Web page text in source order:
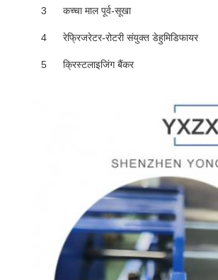
3 कच्चा माल पूर्व-सूखा
4 रेफ्रिजरेटर-रोटरी संयुक्त डेहुमिडिफायर
5 क्रिस्टलाइजिंग बैंकर